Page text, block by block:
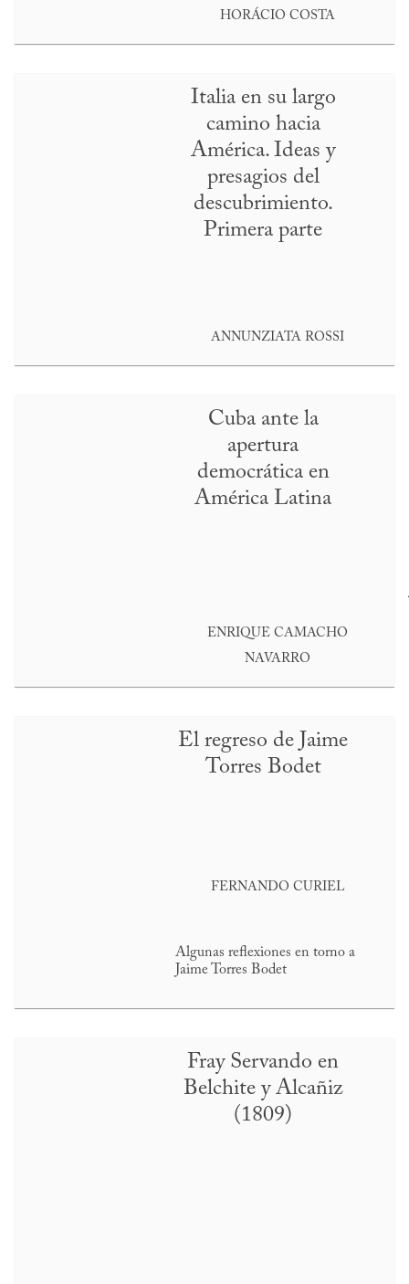
HORÁCIO COSTA
Italia en su largo
camino hacia
América. Ideas y
presagios del
descubrimiento.
Primera parte
ANNUNZIATA ROSSI
Cuba ante la
apertura
democrática en
América Latina
ENRIQUE CAMACHO
NAVARRO
El regreso de Jaime
Torres Bodet
FERNANDO CURIEL
Algunas reflexiones en torno a
Jaime Torres Bodet
Fray Servando en
Belchite y Alcañiz
(1809)